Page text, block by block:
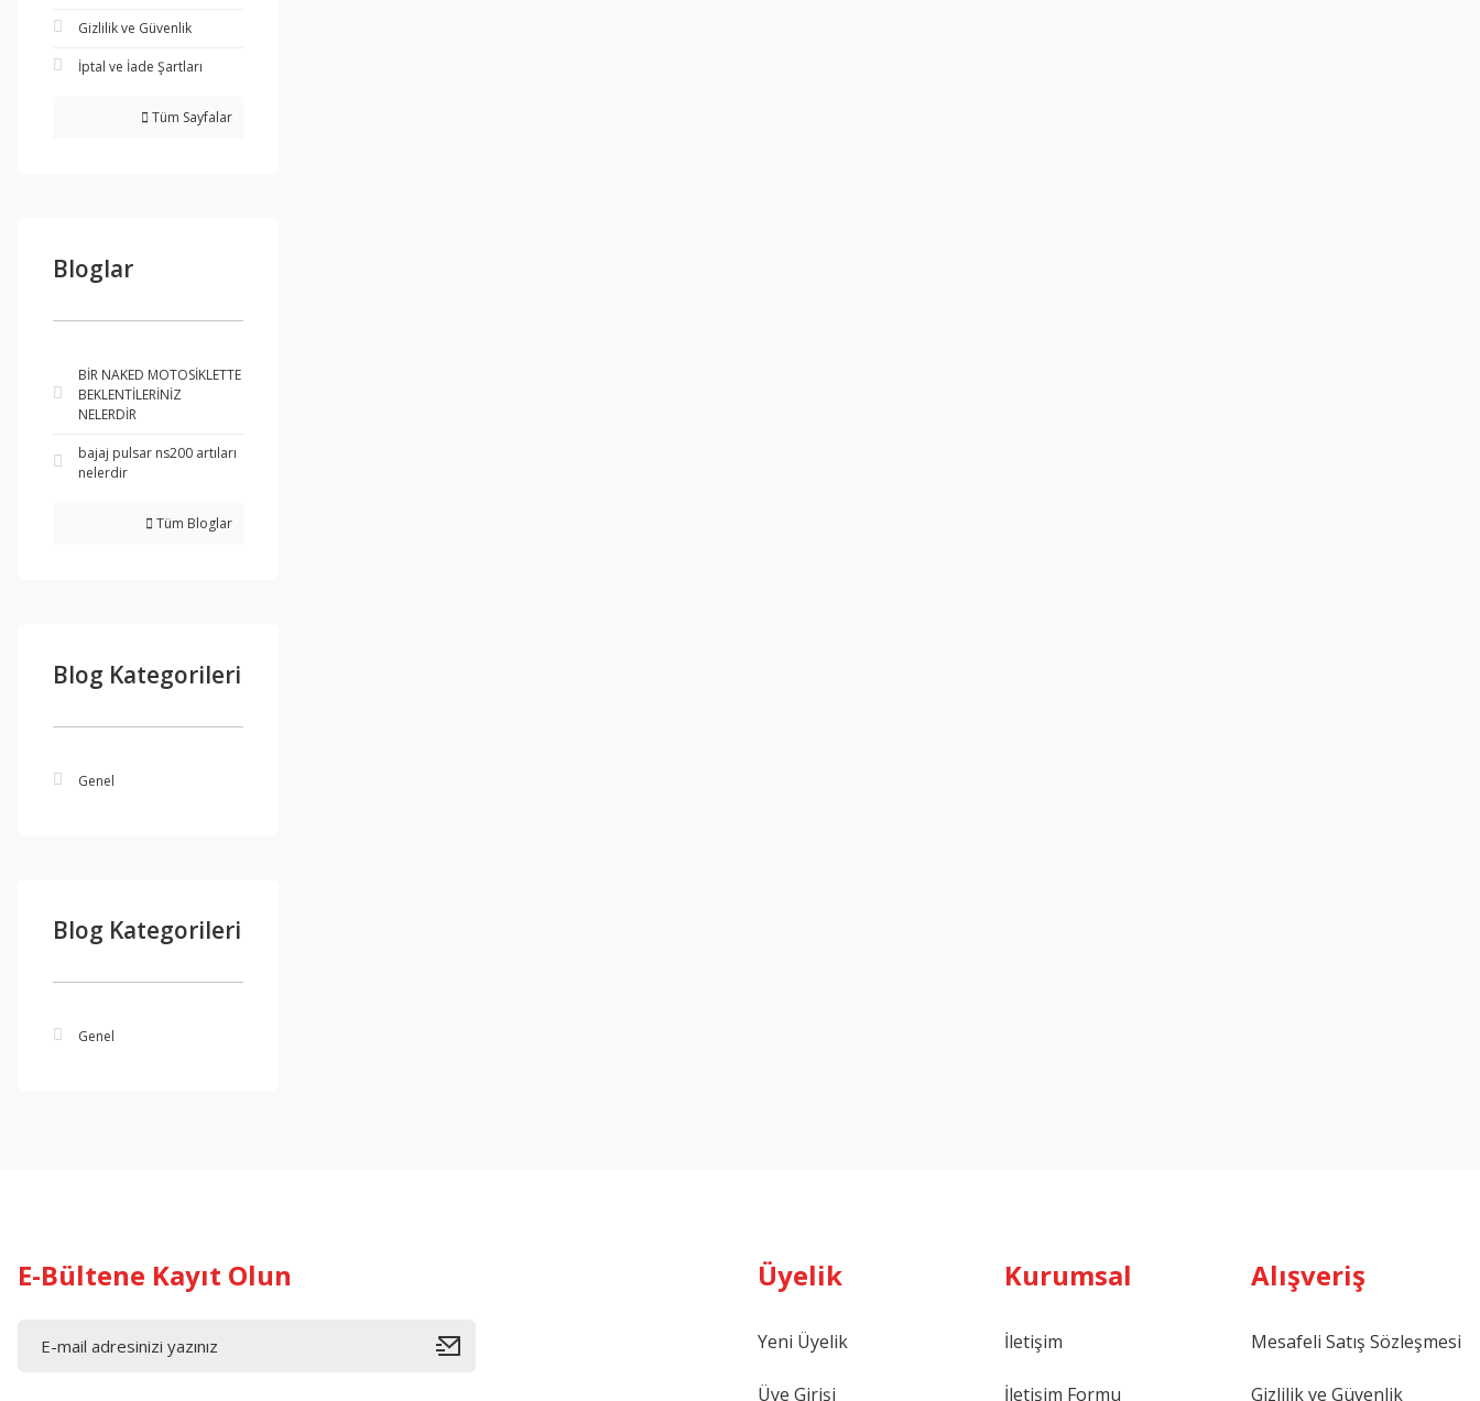
Gizlilik ve Güvenlik
İptal ve İade Şartları
Tüm Sayfalar
Bloglar
BİR NAKED MOTOSİKLETTE
BEKLENTİLERİNİZ
NELERDİR
bajaj pulsar ns200 artıları
nelerdir
Tüm Bloglar
Blog Kategorileri
Genel
Blog Kategorileri
Genel
E-Bültene Kayıt Olun Üyelik
Yeni Üyelik
Üye Girişi
Kurumsal
İletişim
İletişim Formu
Alışveriş
Mesafeli Satış Sözleşmesi
Gizlilik ve Güvenlik